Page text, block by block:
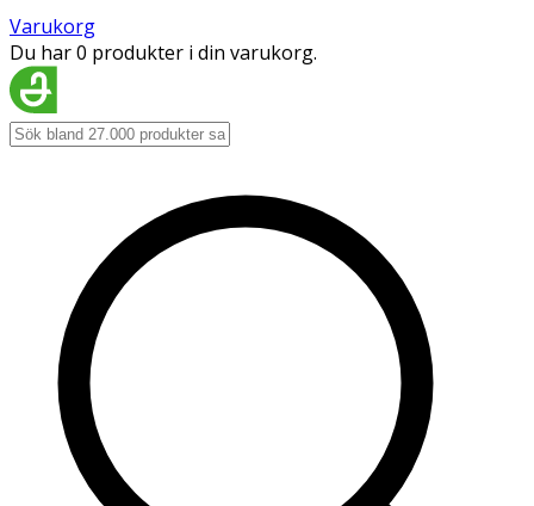
Varukorg
Du har 0 produkter i din varukorg.